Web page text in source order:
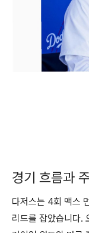
경기 흐름과
다저스는 4회 맥스
리드를 잡았습니다.